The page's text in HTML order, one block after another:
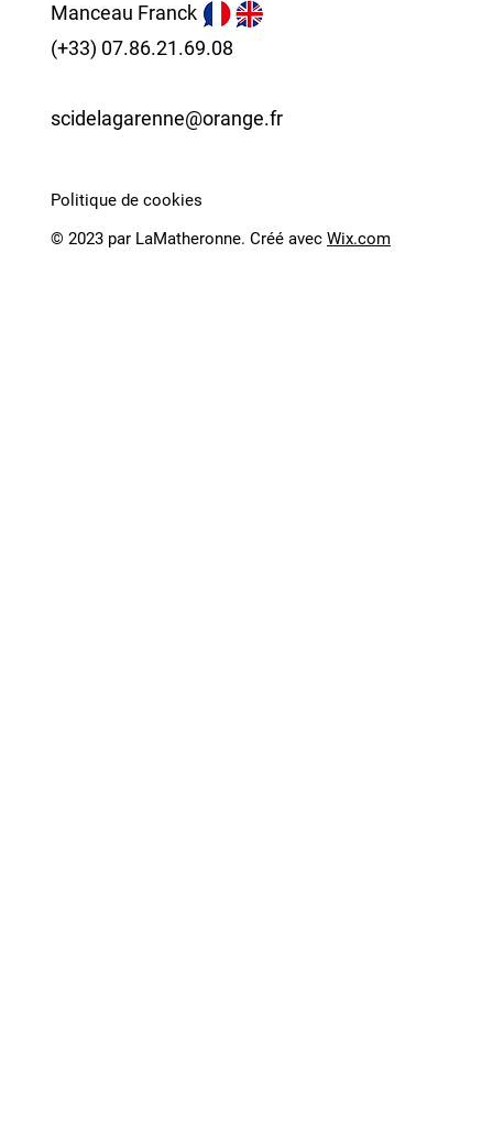
© 2023 par LaMatheronne. Créé avec Wix.com
Politique de cookies
Manceau Franck
(+33) 07.86.21.69.08
scidelagarenne@orange.fr